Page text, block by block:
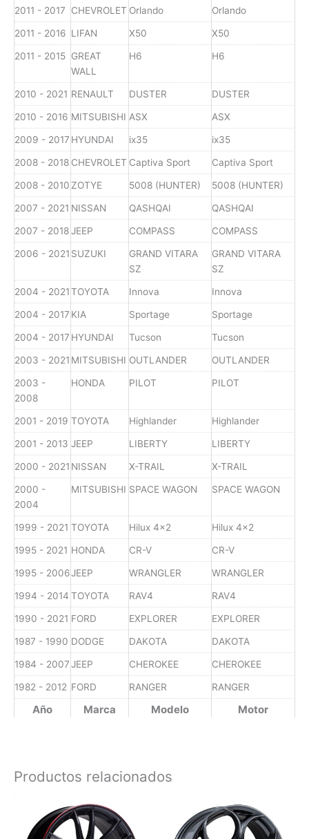
Año Marca Modelo Motor
2011 - 2017 CHEVROLET Orlando Orlando
2011 - 2016 LIFAN X50 X50
2011 - 2015 GREAT
WALL
H6 H6
2010 - 2021 RENAULT DUSTER DUSTER
2010 - 2016 MITSUBISHI ASX ASX
2009 - 2017 HYUNDAI ix35 ix35
2008 - 2018 CHEVROLET Captiva Sport Captiva Sport
2008 - 2010 ZOTYE 5008 (HUNTER) 5008 (HUNTER)
2007 - 2021 NISSAN QASHQAI QASHQAI
2007 - 2018JEEP COMPASS COMPASS
2006 - 2021 SUZUKI
GRAND VITARA
SZ
GRAND VITARA
SZ
2004 - 2021TOYOTA Innova Innova
2004 - 2017 KIA Sportage Sportage
2004 - 2017 HYUNDAI Tucson Tucson
2003 - 2021 MITSUBISHI OUTLANDER OUTLANDER
2003 -
2008
HONDA PILOT PILOT
2001 - 2019 TOYOTA Highlander Highlander
2001 - 2013 JEEP LIBERTY LIBERTY
2000 - 2021 NISSAN X-TRAIL X-TRAIL
2000 -
2004
MITSUBISHI SPACE WAGON SPACE WAGON
1999 - 2021 TOYOTA Hilux 4x2 Hilux 4x2
1995 - 2021 HONDA CR-V CR-V
1995 - 2006JEEP WRANGLER WRANGLER
1994 - 2014 TOYOTA RAV4 RAV4
1990 - 2021 FORD EXPLORER EXPLORER
1987 - 1990 DODGE DAKOTA DAKOTA
1984 - 2007JEEP CHEROKEE CHEROKEE
1982 - 2012 FORD RANGER RANGER
Productos relacionados